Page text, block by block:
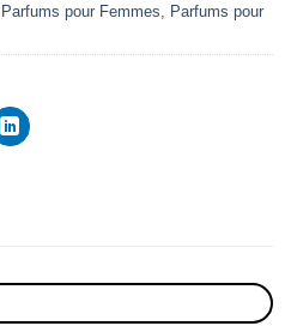
Parfums pour Femmes, Parfums pour